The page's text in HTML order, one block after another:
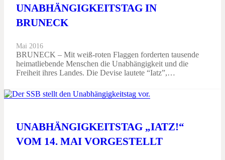
UNABHÄNGIGKEITSTAG IN
BRUNECK
Mai 2016
BRUNECK – Mit weiß-roten Flaggen forderten tausende
heimatliebende Menschen die Unabhängigkeit und die
Freiheit ihres Landes. Die Devise lautete “Iatz”,…
UNABHÄNGIGKEITSTAG „IATZ!“
VOM 14. MAI VORGESTELLT